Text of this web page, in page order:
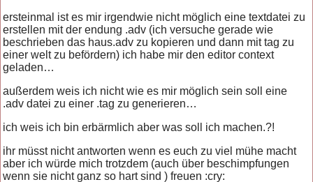
ersteinmal ist es mir irgendwie nicht möglich eine textdatei zu
erstellen mit der endung .adv (ich versuche gerade wie
beschrieben das haus.adv zu kopieren und dann mit tag zu
einer welt zu befördern) ich habe mir den editor context
geladen…
außerdem weis ich nicht wie es mir möglich sein soll eine
.adv datei zu einer .tag zu generieren…
ich weis ich bin erbärmlich aber was soll ich machen.?!
ihr müsst nicht antworten wenn es euch zu viel mühe macht
aber ich würde mich trotzdem (auch über beschimpfungen
wenn sie nicht ganz so hart sind ) freuen :cry: